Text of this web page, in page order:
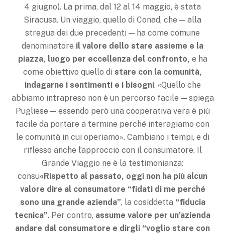
4 giugno). La prima, dal 12 al 14 maggio, è stata
Siracusa. Un viaggio, quello di Conad, che — alla
stregua dei due precedenti — ha come comune
denominatore il valore dello stare assieme e la
piazza, luogo per eccellenza del confronto, e ha
come obiettivo quello di stare con la comunità,
indagarne i sentimenti e i bisogni. «Quello che
abbiamo intrapreso non è un percorso facile — spiega
Pugliese — essendo però una cooperativa vera è più
facile da portare a termine perché interagiamo con
le comunità in cui operiamo». Cambiano i tempi, e di
riflesso anche l’approccio con il consumatore. Il
Grande Viaggio ne è la testimonianza:
consu«Rispetto al passato, oggi non ha più alcun
valore dire al consumatore “fidati di me perché
sono una grande azienda”, la cosiddetta “fiducia
tecnica”. Per contro, assume valore per un’azienda
andare dal consumatore e dirgli “voglio stare con